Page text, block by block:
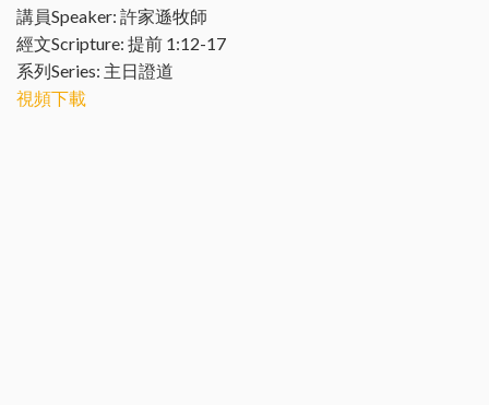
講員Speaker: 許家遜牧師
經文Scripture: 提前 1:12-17
系列Series: 主日證道
視頻下載